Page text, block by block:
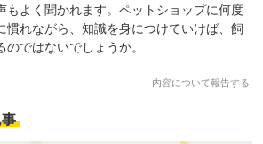
もよく聞かれます。ペットショップに何度
慣れながら、知識を身につけていけば、飼
ではないでしょうか。
内容について報告する